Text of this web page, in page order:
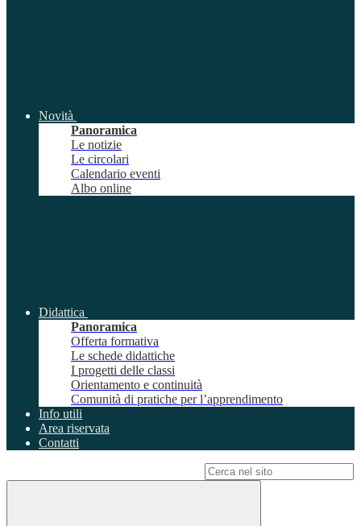
Novità
Panoramica
Le notizie
Le circolari
Calendario eventi
Albo online
Didattica
Panoramica
Offerta formativa
Le schede didattiche
I progetti delle classi
Orientamento e continuità
Comunità di pratiche per l’apprendimento
Info utili
Area riservata
Contatti